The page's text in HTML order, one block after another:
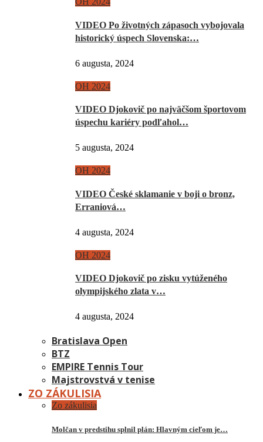
VIDEO Po životných zápasoch vybojovala
historický úspech Slovenska:…
6 augusta, 2024
OH 2024
VIDEO Djokovič po najväčšom športovom
úspechu kariéry podľahol…
5 augusta, 2024
OH 2024
VIDEO České sklamanie v boji o bronz,
Erraniová…
4 augusta, 2024
OH 2024
VIDEO Djokovič po zisku vytúženého
olympijského zlata v…
4 augusta, 2024
Bratislava Open
BTZ
EMPIRE Tennis Tour
Majstrovstvá v tenise
ZO ZÁKULISIA
Zo zákulisia
Molčan v predstihu splnil plán: Hlavným cieľom je…